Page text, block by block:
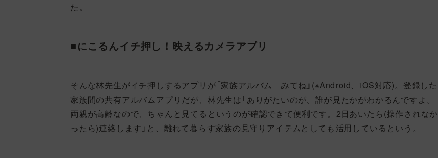
た。
■にこるんイチ押し！映えるカメラアプリ
そんな林先生がイチ押しするアプリが「家族アルバム みてね」(※Android、iOS対応)。登録した
家族間の共有アルバムアプリだが、林先生は「ありがたいのが、誰が見たかがわかるんですよ。
両親が高齢なので、ちゃんと見てるというのが確認できて便利です。2日あいたら(操作されなか
ったら)連絡します」と、離れて暮らす家族の見守りアイテムとしても活用しているという。